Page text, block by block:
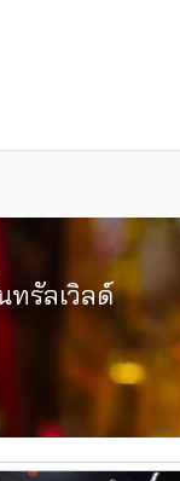
ทรัลเวิลด์